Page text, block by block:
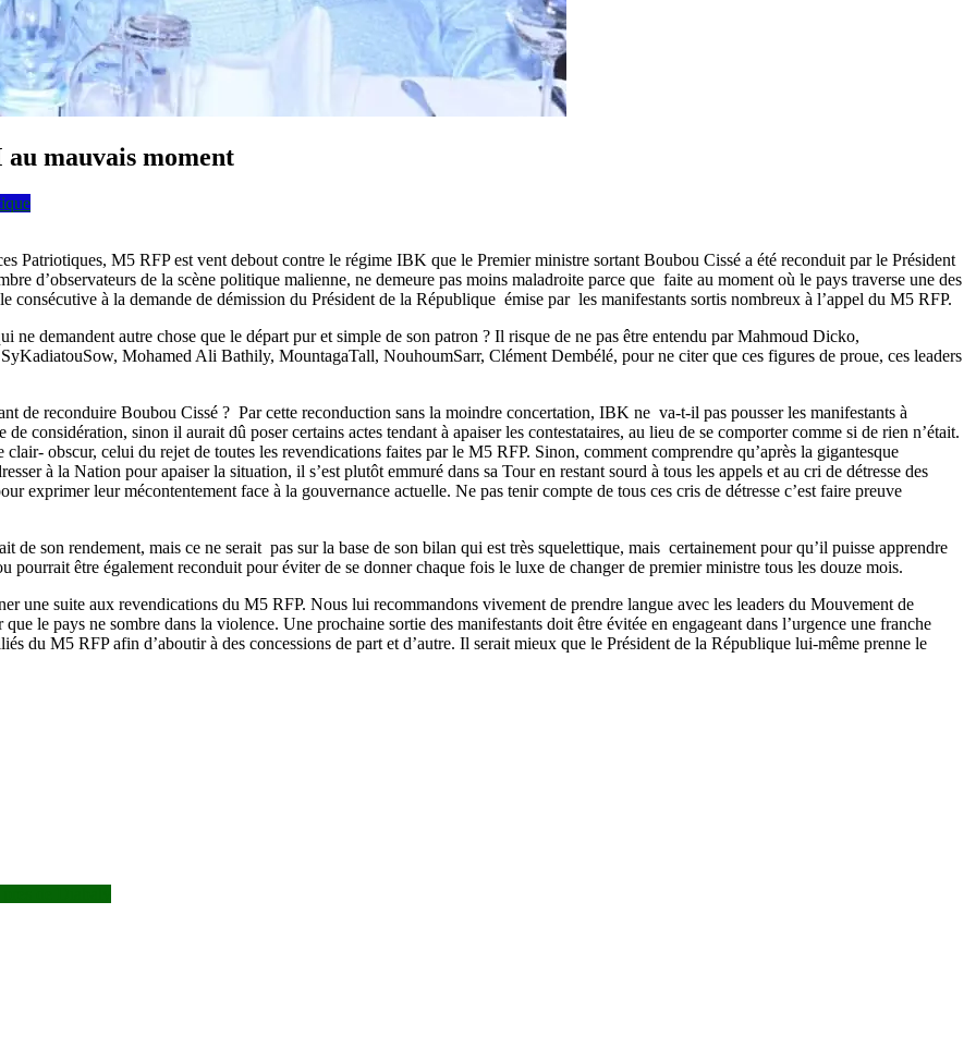
mauvais moment
Patriotiques, M5 RFP est vent debout contre le régime IBK que le Premier ministre sortant Boubou Cissé a été reconduit par le Président
d’observateurs de la scène politique malienne, ne demeure pas moins maladroite parce que faite au moment où le pays traverse une des
consécutive à la demande de démission du Président de la République émise par les manifestants sortis nombreux à l’appel du M5 RFP.
ne demandent autre chose que le départ pur et simple de son patron ? Il risque de ne pas être entendu par Mahmoud Dicko,
Mohamed Ali Bathily, MountagaTall, NouhoumSarr, Clément Dembélé, pour ne citer que ces figures de proue, ces leaders
de reconduire Boubou Cissé ? Par cette reconduction sans la moindre concertation, IBK ne va-t-il pas pousser les manifestants à
considération, sinon il aurait dû poser certains actes tendant à apaiser les contestataires, au lieu de se comporter comme si de rien n’était.
obscur, celui du rejet de toutes les revendications faites par le M5 RFP. Sinon, comment comprendre qu’après la gigantesque
à la Nation pour apaiser la situation, il s’est plutôt emmuré dans sa Tour en restant sourd à tous les appels et au cri de détresse des
exprimer leur mécontentement face à la gouvernance actuelle. Ne pas tenir compte de tous ces cris de détresse c’est faire preuve
de son rendement, mais ce ne serait pas sur la base de son bilan qui est très squelettique, mais certainement pour qu’il puisse apprendre
pourrait être également reconduit pour éviter de se donner chaque fois le luxe de changer de premier ministre tous les douze mois.
une suite aux revendications du M5 RFP. Nous lui recommandons vivement de prendre langue avec les leaders du Mouvement de
le pays ne sombre dans la violence. Une prochaine sortie des manifestants doit être évitée en engageant dans l’urgence une franche
du M5 RFP afin d’aboutir à des concessions de part et d’autre. Il serait mieux que le Président de la République lui-même prenne le